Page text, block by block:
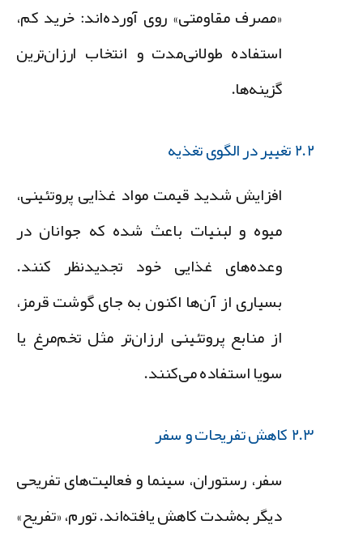
«مصرف مقاومتی» روی آورده‌اند: خرید کم،
استفاده طولانی‌مدت و انتخاب ارزان‌ترین
گزینه‌ها.
افزایش شدید قیمت مواد غذایی پروتئینی،
میوه و لبنیات باعث شده که جوانان در
وعده‌های غذایی خود تجدیدنظر کنند.
بسیاری از آن‌ها اکنون به جای گوشت قرمز،
از منابع پروتئینی ارزان‌تر مثل تخم‌مرغ یا
سویا استفاده می‌کنند.
۲.۳ کاهش تفریحات و سفر
سفر، رستوران، سینما و فعالیت‌های تفریحی
دیگر به‌شدت کاهش یافته‌اند. تورم، «تفریح»